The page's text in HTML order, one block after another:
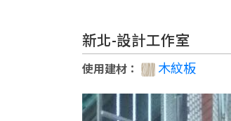
新北-設計工作室
使用建材 ： 木紋板